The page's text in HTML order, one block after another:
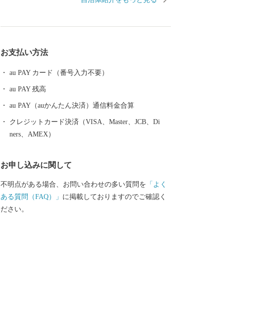
色としては粘室土壌で、米・麦・野菜・施設園芸等の
産品がありますが、特産品である玉ねぎやれんこんは
ともに佐賀県一の生産量を誇り、東京をはじめ全国各
た、有明海で生産される海苔も好評で、ほかにも、キ
ャベツ、アスパラ、イチゴ（さがほのか）さらに牛の
肥育（佐賀牛）も盛んです。さらに新しい産物や6次産
お支払い方法
au PAY カード（番号入力不要）
au PAY 残高
au PAY（auかんたん決済）通信料金合算
クレジットカード決済（VISA、Master、JCB、Di
ners、AMEX）
お申し込みに関して
不明点がある場合、お問い合わせの多い質問を 「よく
ある質問（FAQ）」 に掲載しておりますのでご確認く
ださい。